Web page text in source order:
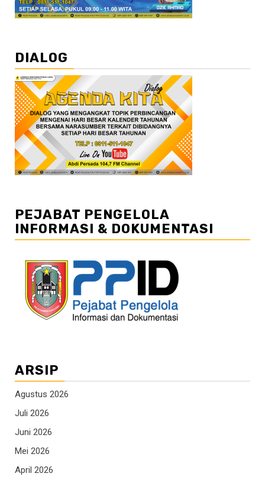
DIALOG
PEJABAT PENGELOLA
INFORMASI & DOKUMENTASI
ARSIP
Agustus 2026
Juli 2026
Juni 2026
Mei 2026
April 2026